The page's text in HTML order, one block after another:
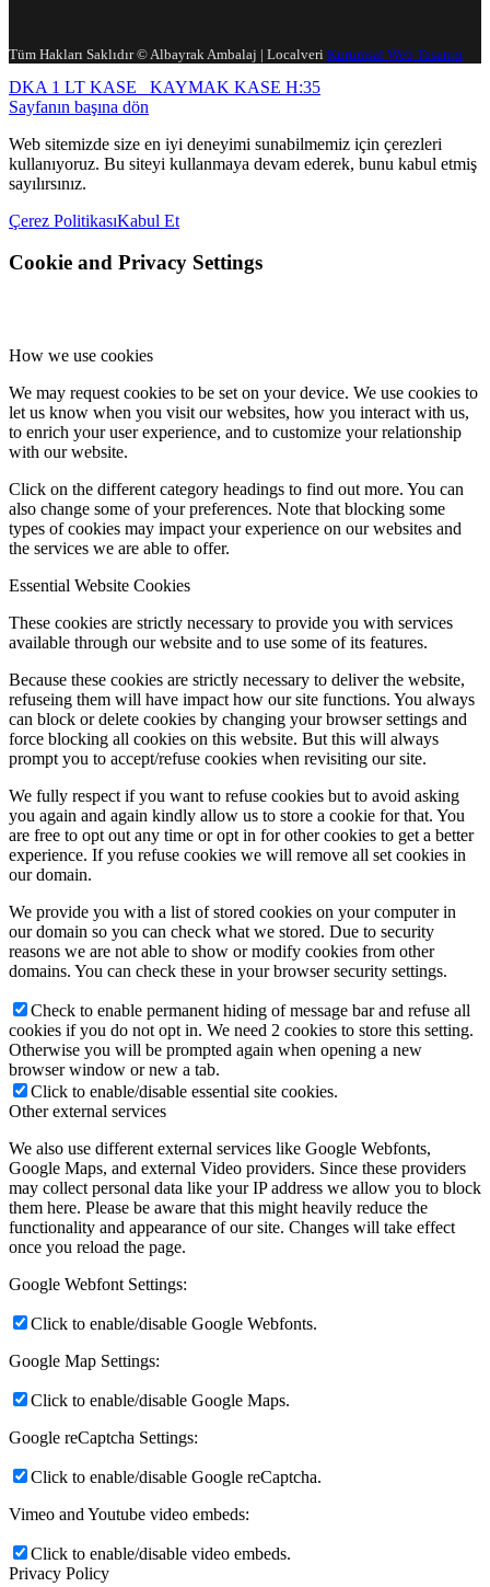
Tüm Hakları Saklıdır © Albayrak Ambalaj | Localveri Kurumsal Web Tasarım
DKA 1 LT KASE
KAYMAK KASE H:35
Sayfanın başına dön
Web sitemizde size en iyi deneyimi sunabilmemiz için çerezleri
kullanıyoruz. Bu siteyi kullanmaya devam ederek, bunu kabul etmiş
sayılırsınız.
Çerez PolitikasıKabul Et
Cookie and Privacy Settings
How we use cookies
We may request cookies to be set on your device. We use cookies to
let us know when you visit our websites, how you interact with us,
to enrich your user experience, and to customize your relationship
with our website.
Click on the different category headings to find out more. You can
also change some of your preferences. Note that blocking some
types of cookies may impact your experience on our websites and
the services we are able to offer.
Essential Website Cookies
These cookies are strictly necessary to provide you with services
available through our website and to use some of its features.
Because these cookies are strictly necessary to deliver the website,
refuseing them will have impact how our site functions. You always
can block or delete cookies by changing your browser settings and
force blocking all cookies on this website. But this will always
prompt you to accept/refuse cookies when revisiting our site.
We fully respect if you want to refuse cookies but to avoid asking
you again and again kindly allow us to store a cookie for that. You
are free to opt out any time or opt in for other cookies to get a better
experience. If you refuse cookies we will remove all set cookies in
our domain.
We provide you with a list of stored cookies on your computer in
our domain so you can check what we stored. Due to security
reasons we are not able to show or modify cookies from other
domains. You can check these in your browser security settings.
Check to enable permanent hiding of message bar and refuse all
cookies if you do not opt in. We need 2 cookies to store this setting.
Otherwise you will be prompted again when opening a new
browser window or new a tab.
Click to enable/disable essential site cookies.
Other external services
We also use different external services like Google Webfonts,
Google Maps, and external Video providers. Since these providers
may collect personal data like your IP address we allow you to block
them here. Please be aware that this might heavily reduce the
functionality and appearance of our site. Changes will take effect
once you reload the page.
Google Webfont Settings:
Click to enable/disable Google Webfonts.
Google Map Settings:
Click to enable/disable Google Maps.
Google reCaptcha Settings:
Click to enable/disable Google reCaptcha.
Vimeo and Youtube video embeds:
Click to enable/disable video embeds.
Privacy Policy